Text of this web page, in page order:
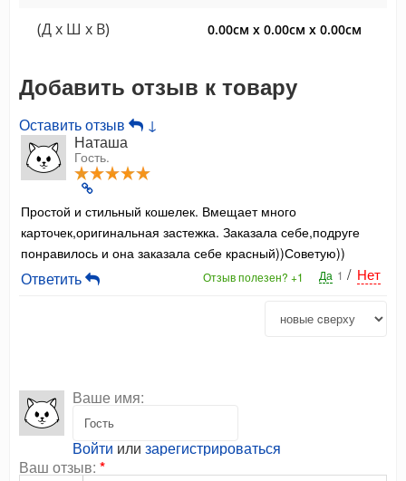
(Д x Ш x В) 0.00см x 0.00см x 0.00см
Добавить отзыв к товару
Оставить отзыв
↓
Наташа
Гость.
Простой и стильный кошелек. Вмещает много
карточек,оригинальная застежка. Заказала себе,подруге
понравилось и она заказала себе красный))Советую))
Да 1 / Нет
Отзыв полезен?+1
Ответить
Ваше имя:
Войти или зарегистрироваться
Ваш отзыв: *